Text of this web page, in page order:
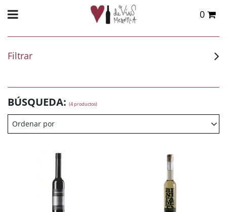
0
Filtrar
BÚSQUEDA: (4 productos)
Ordenar por